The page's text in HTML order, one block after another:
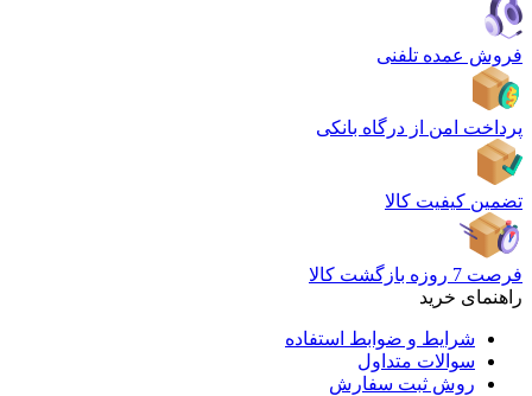
فروش عمده تلفنی
پرداخت امن از درگاه بانکی
تضمین کیفیت کالا
فرصت 7 روزه بازگشت کالا
راهنمای خرید
شرایط و ضوابط استفاده
سوالات متداول
روش ثبت سفارش